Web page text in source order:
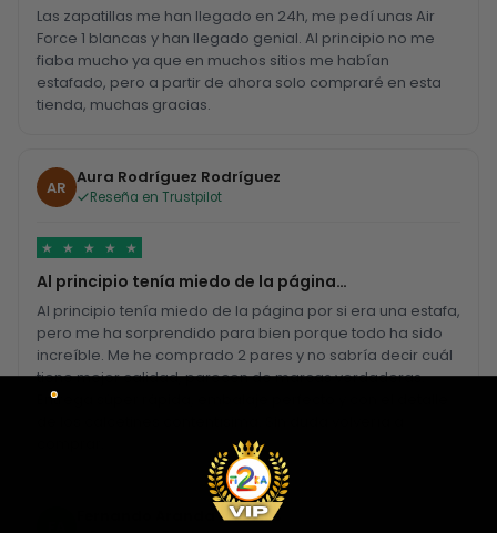
Las zapatillas me han llegado en 24h, me pedí unas Air
Force 1 blancas y han llegado genial. Al principio no me
fiaba mucho ya que en muchos sitios me habían
estafado, pero a partir de ahora solo compraré en esta
tienda, muchas gracias.
AR
Aura Rodríguez Rodríguez
Reseña en Trustpilot
★ ★ ★ ★ ★
Al principio tenía miedo de la página…
Al principio tenía miedo de la página por si era una estafa,
pero me ha sorprendido para bien porque todo ha sido
increíble. Me he comprado 2 pares y no sabría decir cuál
tiene mejor calidad, parecen de marcas verdaderas.
Entrega súper rápida, embalaje perfecto y con el detalle
Fernando Aranda Morales